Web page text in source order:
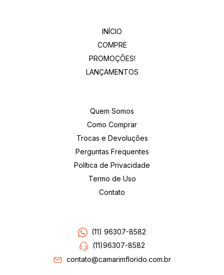
INÍCIO
COMPRE
PROMOÇÕES!
LANÇAMENTOS
Quem Somos
Como Comprar
Trocas e Devoluções
Perguntas Frequentes
Política de Privacidade
Termo de Uso
Contato
(11) 96307-8582
(11)96307-8582
contato@camarimflorido.com.br